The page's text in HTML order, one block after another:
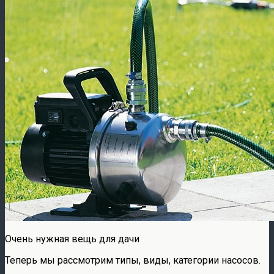
Очень нужная вещь для дачи
Теперь мы рассмотрим типы, виды, категории насосов.